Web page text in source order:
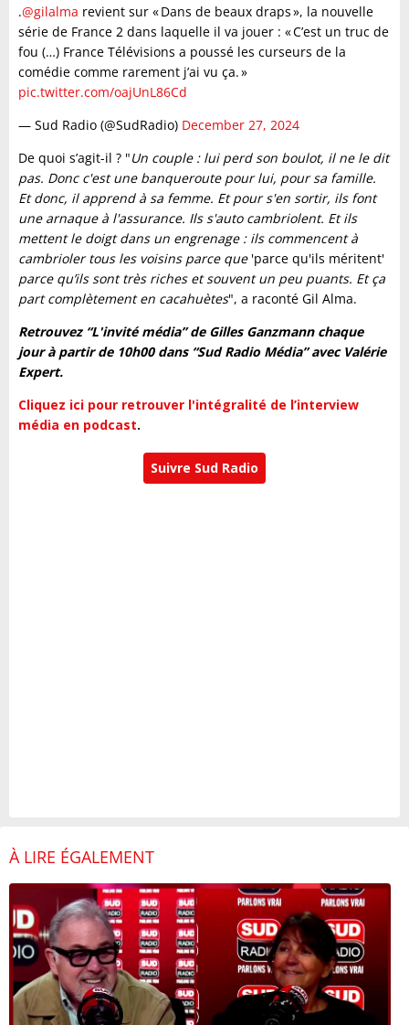
.@gilalma revient sur « Dans de beaux draps », la nouvelle
série de France 2 dans laquelle il va jouer : « C’est un truc de
fou (…) France Télévisions a poussé les curseurs de la
comédie comme rarement j’ai vu ça. »
pic.twitter.com/oajUnL86Cd
— Sud Radio (@SudRadio) December 27, 2024
De quoi s’agit-il ? "Un couple : lui perd son boulot, il ne le dit
pas. Donc c'est une banqueroute pour lui, pour sa famille.
Et donc, il apprend à sa femme. Et pour s'en sortir, ils font
une arnaque à l'assurance. Ils s'auto cambriolent. Et ils
mettent le doigt dans un engrenage : ils commencent à
cambrioler tous les voisins parce que 'parce qu'ils méritent'
parce qu’ils sont très riches et souvent un peu puants. Et ça
part complètement en cacahuètes", a raconté Gil Alma.
Retrouvez “L'invité média” de Gilles Ganzmann chaque
jour à partir de 10h00 dans “Sud Radio Média” avec Valérie
Expert.
Cliquez ici pour retrouver l'intégralité de l’interview
média en podcast.
Suivre Sud Radio
À LIRE ÉGALEMENT